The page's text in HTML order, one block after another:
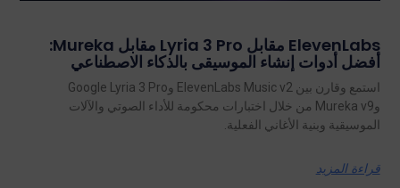
ElevenLabs مقابل Lyria 3 Pro مقابل Mureka:
أفضل أدوات إنشاء الموسيقى بالذكاء الاصطناعي
استمع وقارن بين ElevenLabs Music v2 وGoogle Lyria 3 Pro
وMureka v9 من خلال اختبارات محكومة للأداء الصوتي والآلات
الموسيقية وبنية الأغاني الفعلية.
قراءة المزيد